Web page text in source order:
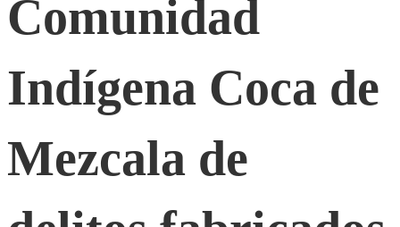
de
la
Comunidad
Comunidad
Indígena Coca de
Mezcala de